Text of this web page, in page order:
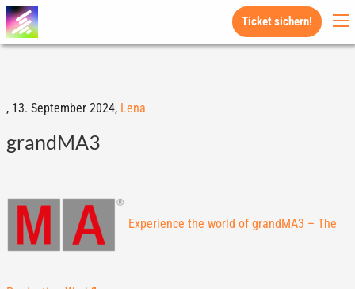
Ticket sichern!
, 13. September 2024, Lena
grandMA3
Experience the world of grandMA3 – The